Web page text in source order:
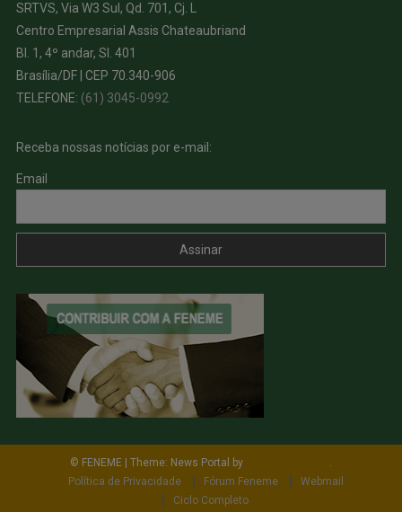
SRTVS, Via W3 Sul, Qd. 701, Cj. L
Centro Empresarial Assis Chateaubriand
Bl. 1, 4º andar, Sl. 401
Brasília/DF | CEP 70.340-906
TELEFONE: (61) 3045-0992
Receba nossas notícias por e-mail:
Email
© FENEME Theme: News Portal by
.
Política de Privacidade
Fórum Feneme
Webmail
Ciclo Completo